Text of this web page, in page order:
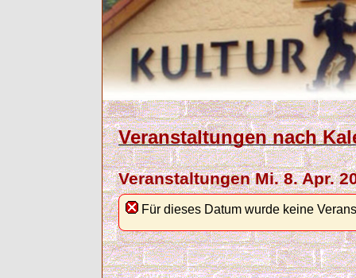
Veranstaltungen nach
Veranstaltungen Mi. 8. Apr.
Für dieses Datum wurde keine